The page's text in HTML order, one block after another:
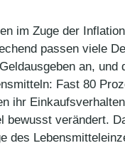
im Zuge der
passen viele
an, und
Fast 80
ihr
bewusst verändert.
des